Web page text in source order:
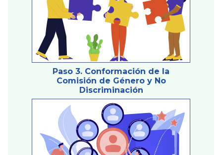
Paso 3. Conformación de la
Comisión de Género y No
Discriminación